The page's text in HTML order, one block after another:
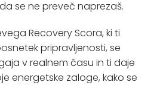
se ne preveč naprezaš.
Recovery Scora, ki ti
pripravljenosti, se
v realnem času in ti daje
energetske zaloge, kako se